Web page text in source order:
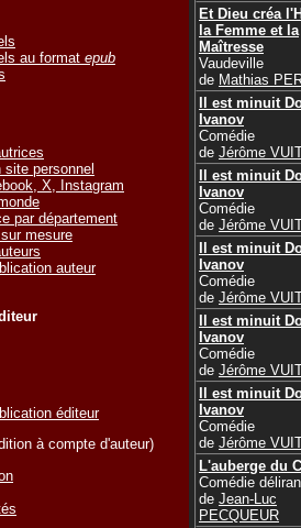
au format epub
personnel
X, Instagram
par département
mesure
auteur
éditeur
à compte d'auteur)
Et Dieu créa
la Femme et la
Maîtresse
Vaudeville
de Mathias
Il est minuit
Ivanov
Comédie
de Jérôme
Il est minuit
Ivanov
Comédie
de Jérôme
Il est minuit
Ivanov
Comédie
de Jérôme
Il est minuit
Ivanov
Comédie
de Jérôme
Il est minuit
Ivanov
Comédie
de Jérôme
L'auberge du
Comédie
de Jean-Luc
PECQUEUR